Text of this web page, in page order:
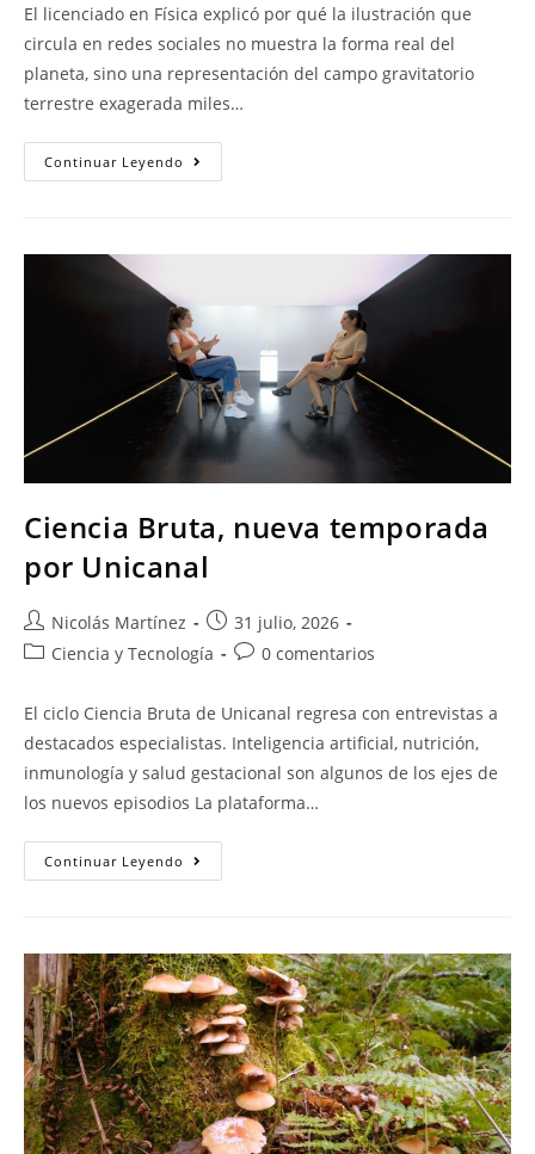
El licenciado en Física explicó por qué la ilustración que
circula en redes sociales no muestra la forma real del
planeta, sino una representación del campo gravitatorio
terrestre exagerada miles…
Continuar Leyendo
Ciencia Bruta, nueva temporada
por Unicanal
Nicolás Martínez
31 julio, 2026
Ciencia y Tecnología
0 comentarios
El ciclo Ciencia Bruta de Unicanal regresa con entrevistas a
destacados especialistas. Inteligencia artificial, nutrición,
inmunología y salud gestacional son algunos de los ejes de
los nuevos episodios La plataforma…
Continuar Leyendo